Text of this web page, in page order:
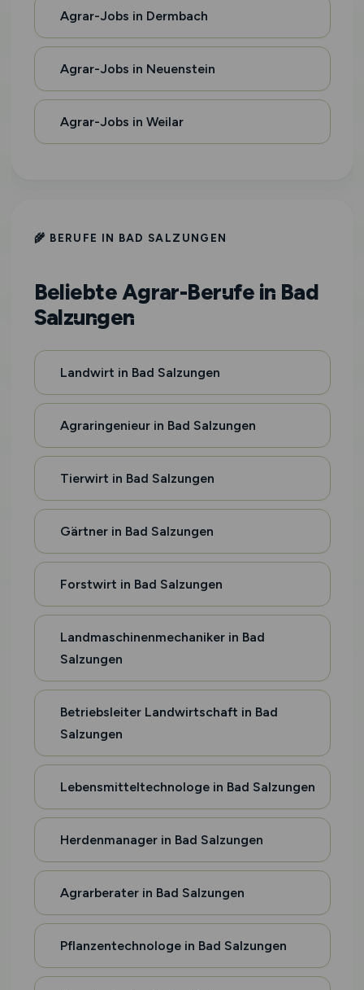
Agrar-Jobs in Dermbach
Agrar-Jobs in Neuenstein
Agrar-Jobs in Weilar
🌾 BERUFE IN BAD SALZUNGEN
Beliebte Agrar-Berufe in Bad
Salzungen
Landwirt in Bad Salzungen
Agraringenieur in Bad Salzungen
Tierwirt in Bad Salzungen
Gärtner in Bad Salzungen
Forstwirt in Bad Salzungen
Landmaschinenmechaniker in Bad
Salzungen
Betriebsleiter Landwirtschaft in Bad
Salzungen
Lebensmitteltechnologe in Bad Salzungen
Herdenmanager in Bad Salzungen
Agrarberater in Bad Salzungen
Pflanzentechnologe in Bad Salzungen